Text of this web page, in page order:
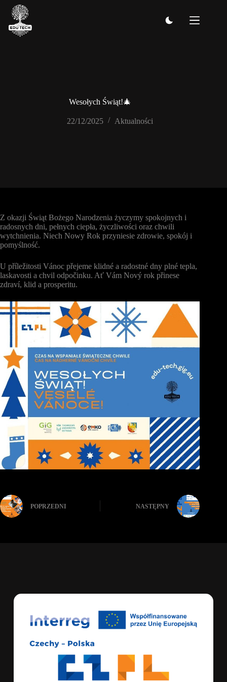
Przejdź
treści
Wesołych Świąt!🎄
22/12/2025 Aktualności
Z okazji Świąt Bożego Narodzenia życzymy spokojnych i
radosnych dni, pełnych ciepła, życzliwości oraz chwili
wytchnienia. Niech Nowy Rok przyniesie zdrowie, spokój i
pomyślność.
U příležitosti Vánoc přejeme klidné a radostné dny plné tepla,
laskavosti a chvil odpočinku. Ať Vám Nový rok přinese
zdraví, klid a prosperitu.
POPRZEDNI NASTĘPNY